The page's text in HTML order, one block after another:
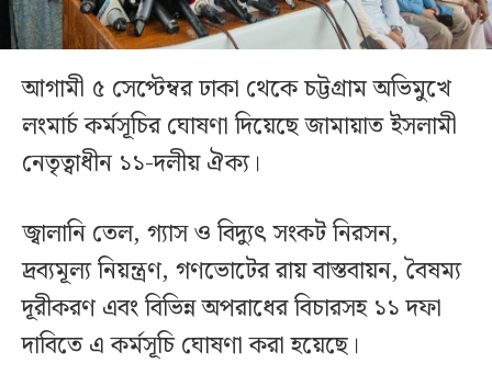
আগামী ৫ সেপ্টেম্বর ঢাকা থেকে চট্টগ্রাম অভিমুখে
লংমার্চ কর্মসূচির ঘোষণা দিয়েছে জামায়াত ইসলামী
নেতৃত্বাধীন ১১-দলীয় ঐক্য।
জ্বালানি তেল, গ্যাস ও বিদ্যুৎ সংকট নিরসন,
দ্রব্যমূল্য নিয়ন্ত্রণ, গণভোটের রায় বাস্তবায়ন, বৈষম্য
দূরীকরণ এবং বিভিন্ন অপরাধের বিচারসহ ১১ দফা
দাবিতে এ কর্মসূচি ঘোষণা করা হয়েছে।